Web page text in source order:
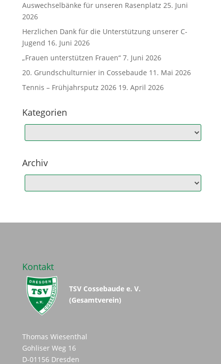
Auswechselbänke für unseren Rasenplatz 25. Juni
2026
Herzlichen Dank für die Unterstützung unserer C-
Jugend 16. Juni 2026
„Frauen unterstützen Frauen“ 7. Juni 2026
20. Grundschulturnier in Cossebaude 11. Mai 2026
Tennis – Frühjahrsputz 2026 19. April 2026
Kategorien
Archiv
Archiv
Kontakt
TSV Cossebaude e. V.
(Gesamtverein)
Thomas Wiesenthal
Gohliser Weg 16
D-01156 Dresden